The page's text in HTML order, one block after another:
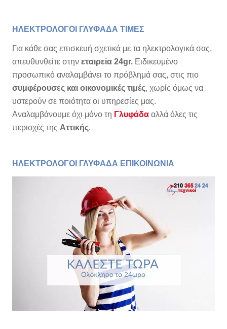
ΗΛΕΚΤΡΟΛΟΓΟΙ ΓΛΥΦΑΔΑ ΤΙΜΕΣ
Για κάθε σας επισκευή σχετικά με τα ηλεκτρολογικά σας,
απευθυνθείτε στην εταιρεία 24gr. Ειδικευμένο
προσωπικό αναλαμβάνει το πρόβλημά σας, στις πιο
συμφέρουσες και οικονομικές τιμές, χωρίς όμως να
υστερούν σε ποιότητα οι υπηρεσίες μας.
Αναλαμβάνουμε όχι μόνο τη Γλυφάδα αλλά όλες τις
περιοχές της Αττικής.
ΗΛΕΚΤΡΟΛΟΓΟΙ ΓΛΥΦΑΔΑ ΕΠΙΚΟΙΝΩΝΙΑ